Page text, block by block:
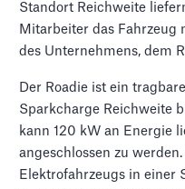
Standort Reichweite
Mitarbeiter das Fahrzeug
des Unternehmens, dem
Der Roadie ist ein
Sparkcharge Reichweite
kann 120 kW an Energie
angeschlossen zu
Elektrofahrzeugs in einer